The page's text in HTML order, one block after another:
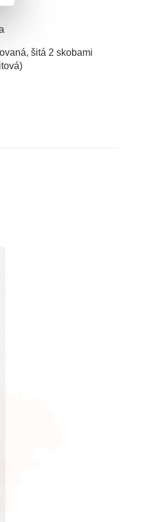
šitá 2 skobami